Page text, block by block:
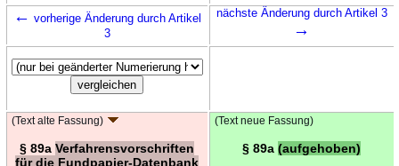
← vorherige Änderung durch Artikel
3
nächste Änderung durch Artikel 3
→
(Text alte Fassung)
§ 89a Verfahrensvorschriften
für die Fundpapier-Datenbank
(Text neue Fassung)
§ 89a (aufgehoben)